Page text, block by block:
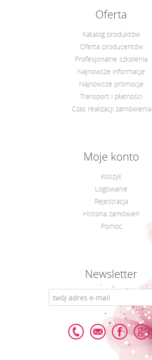
Oferta
Katalog produktów
Oferta producentów
Profesjonalne szkolenia
Najnowsze informacje
Najnowsze promocje
Transport i płatności
Czas realizacji zamówienia
Moje konto
Koszyk
Logowanie
Rejestracja
Historia zamówień
Pomoc
Newsletter